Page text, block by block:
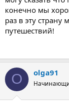
конечно мы
раз в эту
путешествий!
O olga91